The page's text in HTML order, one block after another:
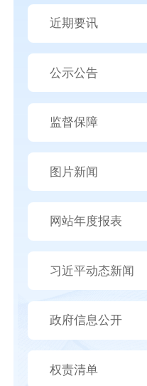
近期要讯
公示公告
监督保障
图片新闻
网站年度报表
习近平动态新闻
政府信息公开
权责清单